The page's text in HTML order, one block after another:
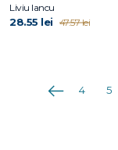
Liviu Iancu
28.55 lei 47.57 lei
Anterioara
4 5